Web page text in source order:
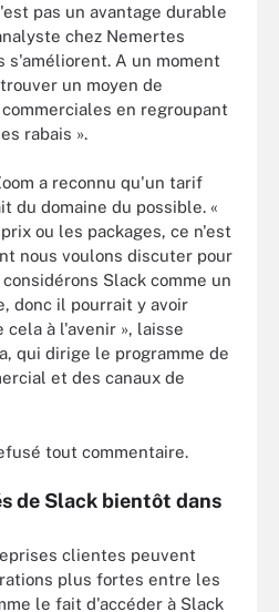
pas un avantage durable
chez Nemertes
s'améliorent. A un moment
un moyen de
en regroupant
rabais ».
a reconnu qu'un tarif
du domaine du possible. «
ou les packages, ce n'est
nous voulons discuter pour
Slack comme un
donc il pourrait y avoir
cela à l'avenir », laisse
qui dirige le programme de
et des canaux de
tout commentaire.
de Slack bientôt dans
clientes peuvent
plus fortes entre les
le fait d'accéder à Slack